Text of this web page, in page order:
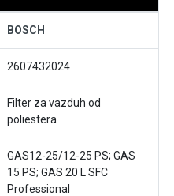
BOSCH
2607432024
Filter za vazduh od
poliestera
GAS12-25/12-25 PS; GAS
15 PS; GAS 20 L SFC
Professional